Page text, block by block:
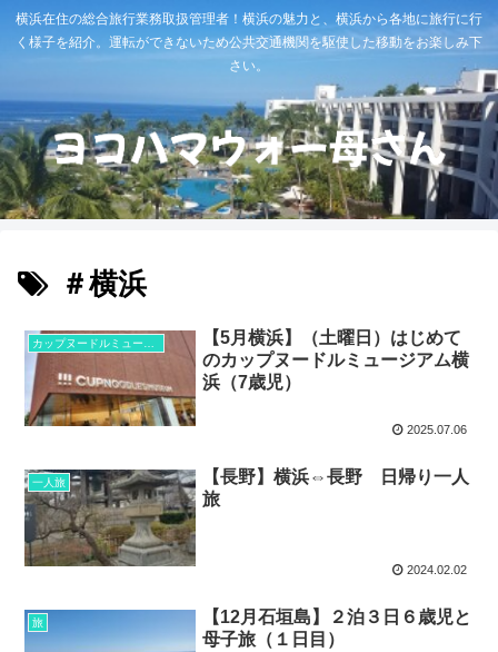
横浜在住の総合旅行業務取扱管理者！横浜の魅力と、横浜から各地に旅行に行
く様子を紹介。運転ができないため公共交通機関を駆使した移動をお楽しみ下
さい。
＃横浜
カップヌードルミュージアム
【5月横浜】（土曜日）はじめて
のカップヌードルミュージアム横
浜（7歳児）
2025.07.06
一人旅
【長野】横浜⇔長野 日帰り一人
旅
2024.02.02
旅
【12月石垣島】２泊３日６歳児と
母子旅（１日目）